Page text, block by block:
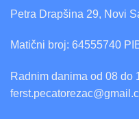
Petra Drapšina 29, Novi
Matični broj: 64555740
Radnim danima od 08 do